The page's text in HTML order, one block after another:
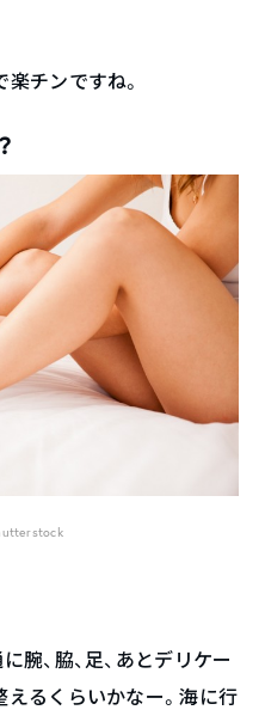
チンですね。
腕、脇、足、あとデリケー
えるくらいかなー。海に行